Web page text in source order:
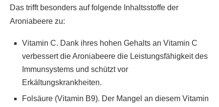
Das trifft besonders auf folgende Inhaltsstoffe der
Aroniabeere zu:
Vitamin C. Dank ihres hohen Gehalts an Vitamin C
verbessert die Aroniabeere die Leistungsfähigkeit des
Immunsystems und schützt vor
Erkältungskrankheiten.
Folsäure (Vitamin B9). Der Mangel an diesem Vitamin